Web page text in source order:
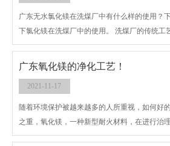
广东无水氯化镁在洗煤厂中有什么样的使用？
下氯化镁在洗煤厂中的使用。 洗煤厂的传统工
用的较多的是聚丙稀铣胺（pam），可是单纯
好。而且价格高。 正是上面两个原因，所以在
广东氧化镁的净化工艺！
2021-11-17
随着环境保护被越来越多的人所重视，如何好
之重，氧化镁，一种新型耐火材料，在进行治
重要的作用，那么，他是如何达到净化污染的